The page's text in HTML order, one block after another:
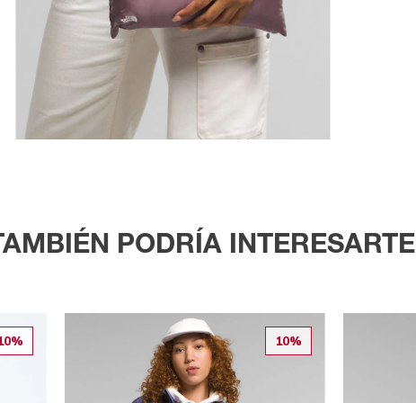
PODRÍA INTERESARTE
10%